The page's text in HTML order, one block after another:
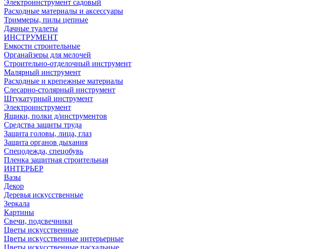
Электроинструмент садовый
Расходные материалы и аксессуары
Триммеры, пилы цепные
Дачные туалеты
ИНСТРУМЕНТ
Емкости строительные
Органайзеры для мелочей
Строительно-отделочный инструмент
Малярный инструмент
Расходные и крепежные материалы
Слесарно-столярный инструмент
Штукатурный инструмент
Электроинструмент
Ящики, полки д/инструментов
Средства защиты труда
Защита головы, лица, глаз
Защита органов дыхания
Спецодежда, спецобувь
Пленка защитная строительная
ИНТЕРЬЕР
Вазы
Декор
Деревья искусственные
Зеркала
Картины
Свечи, подсвечники
Цветы искусственные
Цветы искусственные интерьерные
Цветы искусственные пасхальные